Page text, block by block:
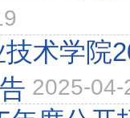
术学院
2025-04-